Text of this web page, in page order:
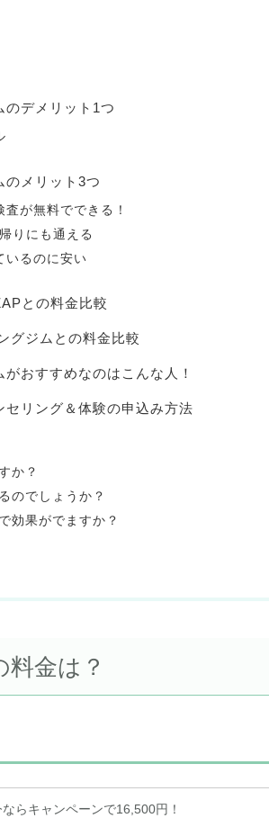
デメリット1つ
のメリット3つ
が無料でできる！
りにも通える
いるのに安い
との料金比較
グジムとの料金比較
おすすめなのはこんな人！
リング＆体験の申込み方法
か？
のでしょうか？
効果がでますか？
金は？
キャンペーンで16,500円！